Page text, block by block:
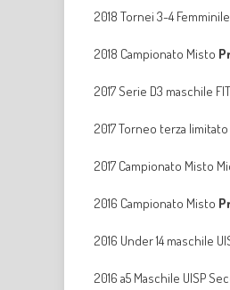
2018 Tornei 3-4 Femminile
2018 Campionato Misto
2017 Serie D3 maschile FIT
2017 Torneo terza
2017 Campionato Misto
2016 Campionato Misto
2016 Under 14 maschile
2016 a5 Maschile UISP